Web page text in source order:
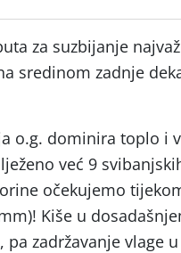
za suzbijanje
sredinom zadnje
o.g. dominira toplo i
već 9
očekujemo
Kiše u
zadržavanje vlage